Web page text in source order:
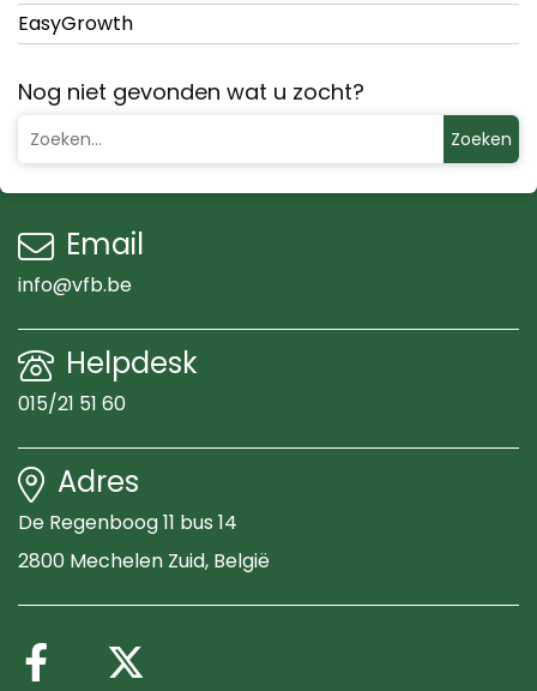
EasyGrowth
Nog niet gevonden wat u zocht?
Zoeken
Email
info@vfb.be
Helpdesk
015/21 51 60
Adres
De Regenboog 11 bus 14
2800 Mechelen Zuid, België
Volg ons op Facebook